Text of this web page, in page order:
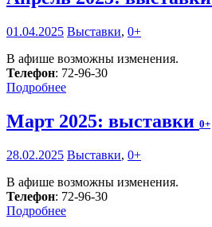
01.04.2025 Выставки, 0+
В афише возможны изменения.
Телефон: 72-96-30
Подробнее
Март 2025: выставки 0+
28.02.2025 Выставки, 0+
В афише возможны изменения.
Телефон: 72-96-30
Подробнее